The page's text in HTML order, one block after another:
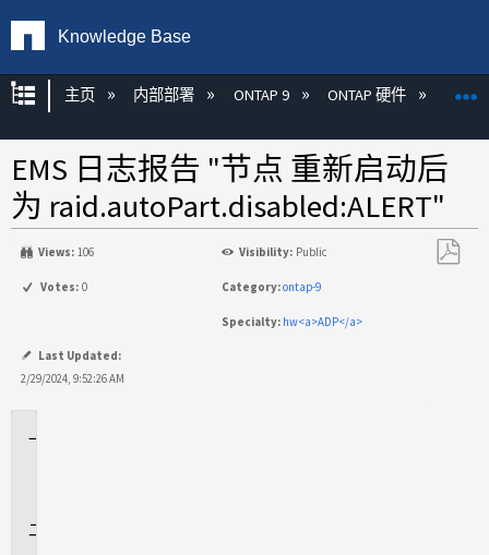
Knowledge Base
扩展/隐缩全局层次
主页 内部部署 ONTAP 9 ONTAP 硬件
EMS 日志报告 "节点 重新启动后
为 raid.autoPart.disabled:ALERT"
Views: 106 Visibility: Public
Votes: 0 Category:ontap-9
Specialty: hw<a>ADP</a>
Last Updated:
2/29/2024, 9:52:26 AM